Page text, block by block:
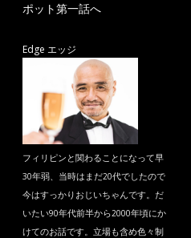
ポット第一話へ
Edge エッジ
フィリピンと関わることになって早
30年弱、当時はまだ20代でしたので
今はすっかりおじいちゃんです。だ
いたい90年代前半から2000年頃にか
けてのお話です。立場も含め色々制